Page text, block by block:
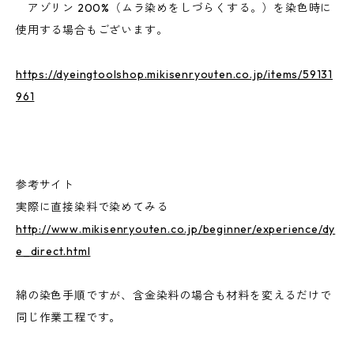
アゾリン 200%（ムラ染めをしづらくする。）を染色時に
使用する場合もございます。
https://dyeingtoolshop.mikisenryouten.co.jp/items/59131
961
参考サイト
実際に直接染料で染めてみる
http://www.mikisenryouten.co.jp/beginner/experience/dy
e_direct.html
綿の染色手順ですが、含金染料の場合も材料を変えるだけで
同じ作業工程です。